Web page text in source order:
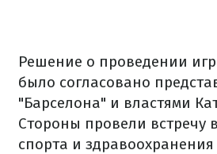
Решение о проведении
было согласовано
"Барселона" и властями
Стороны провели встречу
спорта и